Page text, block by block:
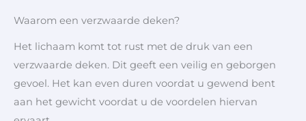
Waarom een verzwaarde deken?
Het lichaam komt tot rust met de druk van een
verzwaarde deken. Dit geeft een veilig en geborgen
gevoel. Het kan even duren voordat u gewend bent
aan het gewicht voordat u de voordelen hiervan